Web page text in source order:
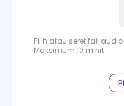
Pilih atau seret fail
Maksimum 10 minit